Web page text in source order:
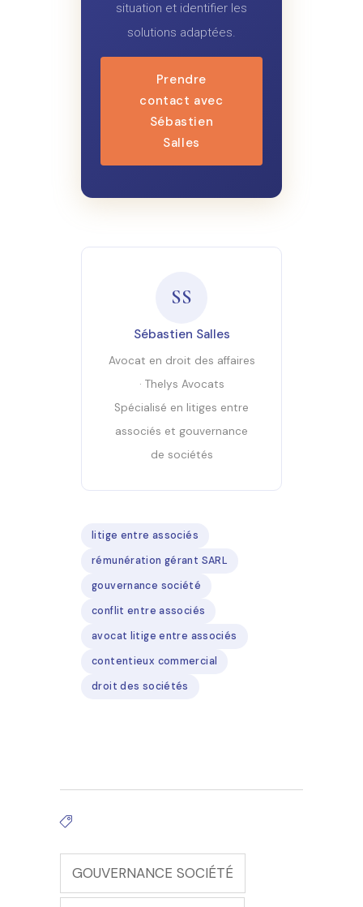
situation et identifier les
solutions adaptées.
Prendre
contact avec
Sébastien
Salles
SS
Sébastien Salles
Avocat en droit des affaires
· Thelys Avocats
Spécialisé en litiges entre
associés et gouvernance
de sociétés
litige entre associés
rémunération gérant SARL
gouvernance société
conflit entre associés
avocat litige entre associés
contentieux commercial
droit des sociétés
GOUVERNANCE SOCIÉTÉ